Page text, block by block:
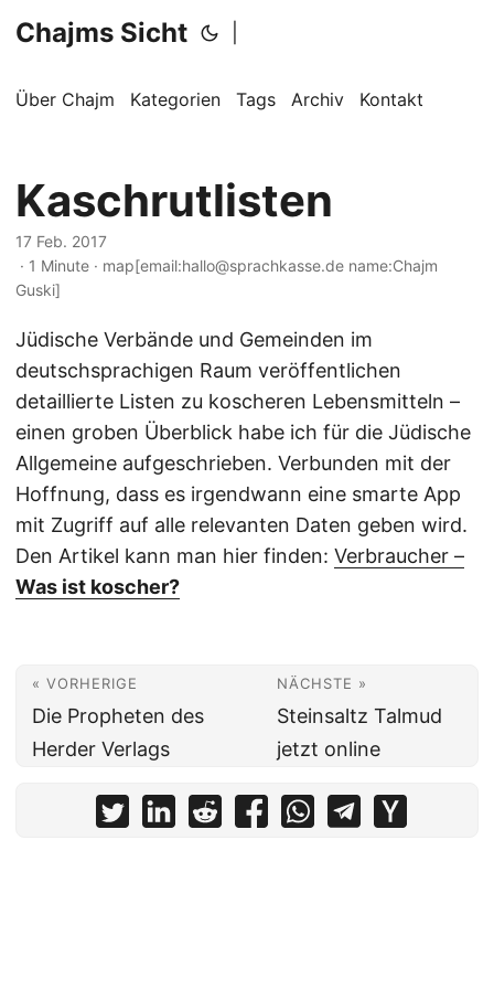
Chajms Sicht
Über Chajm Kategorien Tags Archiv Kontakt
Kaschrutlisten
17 Feb. 2017
· 1 Minute · map[email:hallo@sprachkasse.de name:Chajm
Guski]
Jüdische Verbände und Gemeinden im
deutschsprachigen Raum veröffentlichen
detaillierte Listen zu koscheren Lebensmitteln –
einen groben Überblick habe ich für die Jüdische
Allgemeine aufgeschrieben. Verbunden mit der
Hoffnung, dass es irgendwann eine smarte App
mit Zugriff auf alle relevanten Daten geben wird.
Den Artikel kann man hier finden: Verbraucher –
Was ist koscher?
« VORHERIGE
Die Propheten des
Herder Verlags
NÄCHSTE »
Steinsaltz Talmud
jetzt online